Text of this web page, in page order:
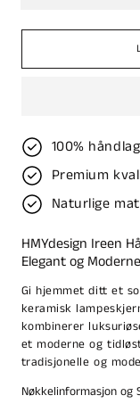
100%
Premium
Naturlige
HMYdesign Ireen
Elegant og
Gi hjemmet ditt et
keramisk
kombinerer
et moderne og
tradisjonelle og
Nøkkelinformasjon og